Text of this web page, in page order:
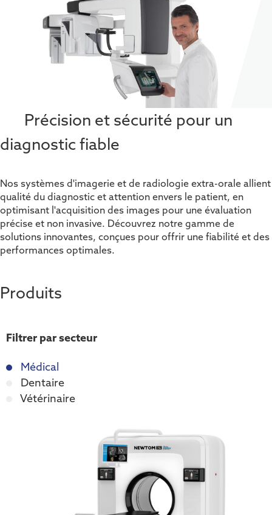
Précision et sécurité pour un
diagnostic fiable
Nos systèmes d'imagerie et de radiologie extra-orale allient
qualité du diagnostic et attention envers le patient, en
optimisant l'acquisition des images pour une évaluation
précise et non invasive. Découvrez notre gamme de
solutions innovantes, conçues pour offrir une fiabilité et des
performances optimales.
Produits
Filtrer par secteur
Médical
Dentaire
Vétérinaire